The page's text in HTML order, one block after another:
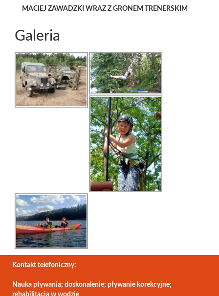
MACIEJ ZAWADZKI WRAZ Z GRONEM TRENERSKIM
Galeria
Kontakt telefoniczny:
Nauka pływania; doskonalenie; pływanie korekcyjne;
rehabilitacja w wodzie